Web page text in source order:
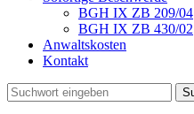
BGH IX ZB 209/04
BGH IX ZB 430/02
Anwaltskosten
Kontakt